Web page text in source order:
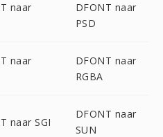
naar
DFONT naar
PSD
naar
DFONT naar
RGBA
naar SGI
DFONT naar
SUN